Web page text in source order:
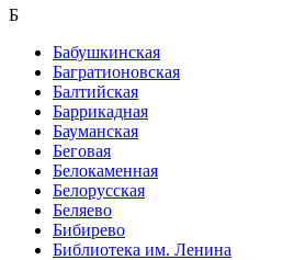
Б
Бабушкинская
Багратионовская
Балтийская
Баррикадная
Бауманская
Беговая
Белокаменная
Белорусская
Беляево
Бибирево
Библиотека им. Ленина